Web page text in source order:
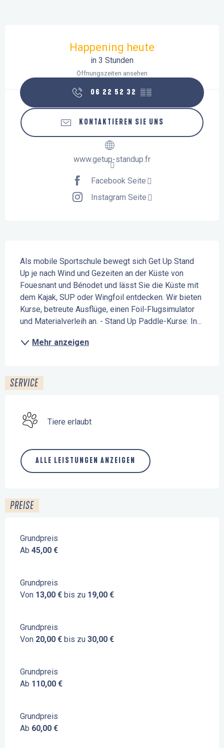
Happening heute
in 3 Stunden
Öffnungszeiten ansehen
06 22 52 32 ▒▒
KONTAKTIEREN SIE UNS
www.getup-standup.fr
Facebook Seite
Instagram Seite
Als mobile Sportschule bewegt sich Get Up Stand
Up je nach Wind und Gezeiten an der Küste von
Fouesnant und Bénodet und lässt Sie die Küste mit
dem Kajak, SUP oder Wingfoil entdecken. Wir bieten
Kurse, betreute Ausflüge, einen Foil-Flugsimulator
und Materialverleih an. - Stand Up Paddle-Kurse: In...
Mehr anzeigen
SERVICE
Tiere erlaubt
ALLE LEISTUNGEN ANZEIGEN
PREISE
Grundpreis
Ab 45,00 €
Grundpreis
Von 13,00 € bis zu 19,00 €
Grundpreis
Von 20,00 € bis zu 30,00 €
Grundpreis
Ab 110,00 €
Grundpreis
Ab 60,00 €